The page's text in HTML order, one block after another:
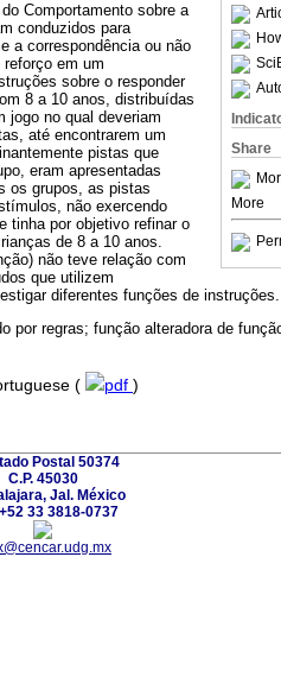
Share
More
Comportamento sobre a
conduzidos para
a correspondência ou não
em um
sobre o responder
8 a 10 anos, distribuídas
jogo no qual deveriam
até encontrarem um
pistas que
eram apresentadas
os grupos, as pistas
não exercendo
tinha por objetivo refinar o
de 8 a 10 anos.
não teve relação com
que utilizem
diferentes funções de instruções.
por regras; função alteradora de
( pdf )
Postal 50374
C.P. 45030
Jal. México
33 3818-0737